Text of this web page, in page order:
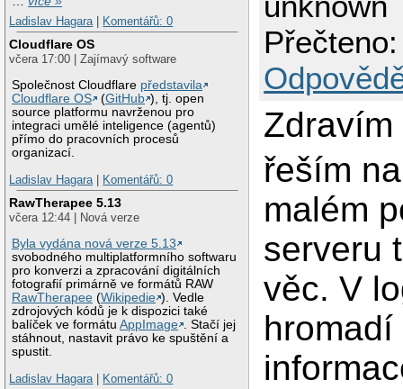
Ladislav Hagara
Komentářů: 0
Cloudflare OS
včera 17:00 | Zajímavý software
Společnost Cloudflare představila
Cloudflare OS
(GitHub ), tj. open
source platformu navrženou pro
integraci umělé inteligence (agentů)
přímo do pracovních procesů
organizací.
Ladislav Hagara
Komentářů: 0
RawTherapee 5.13
včera 12:44 | Nová verze
Byla vydána nová verze 5.13
svobodného multiplatformního softwaru
pro konverzi a zpracování digitálních
fotografií primárně ve formátů RAW
RawTherapee (Wikipedie ). Vedle
zdrojových kódů je k dispozici také
balíček ve formátuAppImage . Stačí jej
stáhnout, nastavit právo ke spuštění a
spustit.
Ladislav Hagara
Komentářů: 0
řeším
malém
serveru
věc. V
hromadí